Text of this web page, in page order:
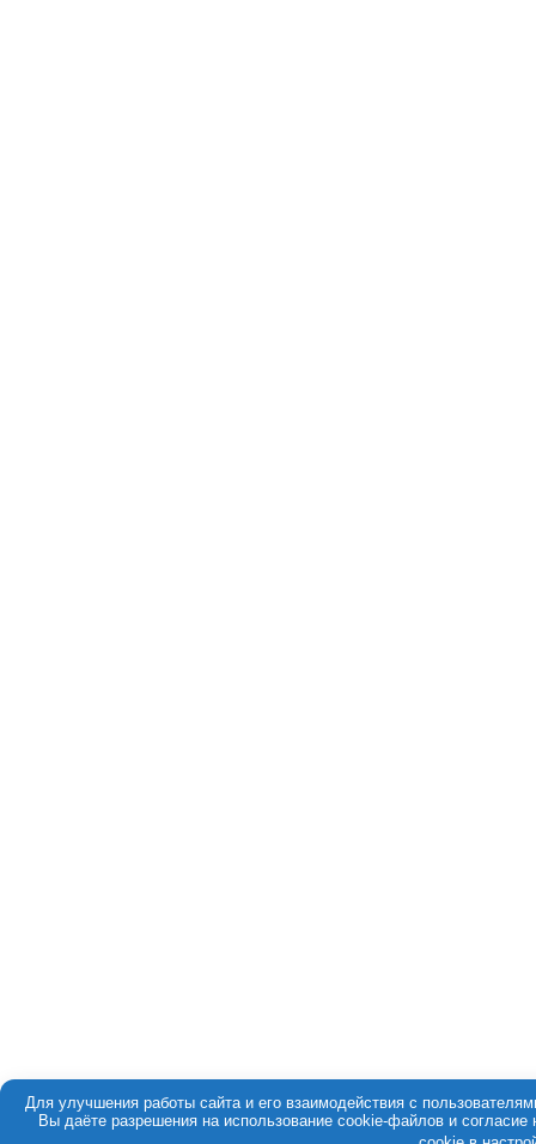
Для улучшения работы сайта и его взаимодействия с
Вы даёте разрешения на использование cookie-файлов и